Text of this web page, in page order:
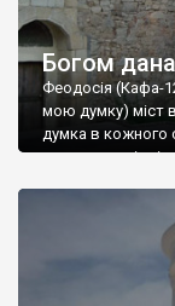
Богом
Феодосія (Кафа-
мою думку) міст
думка в кожного
запрошую